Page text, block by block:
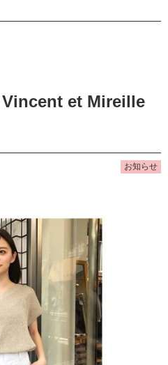
Vincent et Mireille
お知らせ